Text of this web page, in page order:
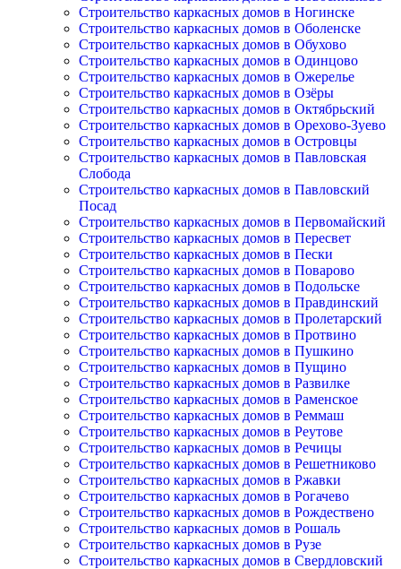
Строительство каркасных домов в Ногинске
Строительство каркасных домов в Оболенске
Строительство каркасных домов в Обухово
Строительство каркасных домов в Одинцово
Строительство каркасных домов в Ожерелье
Строительство каркасных домов в Озёры
Строительство каркасных домов в Октябрьский
Строительство каркасных домов в Орехово-Зуево
Строительство каркасных домов в Островцы
Строительство каркасных домов в Павловская
Слобода
Строительство каркасных домов в Павловский
Посад
Строительство каркасных домов в Первомайский
Строительство каркасных домов в Пересвет
Строительство каркасных домов в Пески
Строительство каркасных домов в Поварово
Строительство каркасных домов в Подольске
Строительство каркасных домов в Правдинский
Строительство каркасных домов в Пролетарский
Строительство каркасных домов в Протвино
Строительство каркасных домов в Пушкино
Строительство каркасных домов в Пущино
Строительство каркасных домов в Развилке
Строительство каркасных домов в Раменское
Строительство каркасных домов в Реммаш
Строительство каркасных домов в Реутове
Строительство каркасных домов в Речицы
Строительство каркасных домов в Решетниково
Строительство каркасных домов в Ржавки
Строительство каркасных домов в Рогачево
Строительство каркасных домов в Рождествено
Строительство каркасных домов в Рошаль
Строительство каркасных домов в Рузе
Строительство каркасных домов в Свердловский